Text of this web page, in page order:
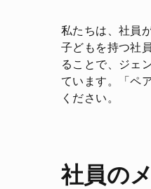
私たちは、社員
子どもを持つ社
ることで、ジェ
ています。「ペ
ください。
社員の